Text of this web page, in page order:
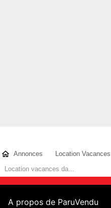
Annonces Location Vacances
Location vacances da...
A propos de ParuVendu